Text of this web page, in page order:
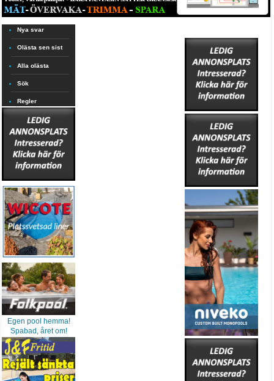
Nya svar
Olästa sen sist
Alla olästa
Sök
Regler
Egen pool hemma!
Spabad, året om!